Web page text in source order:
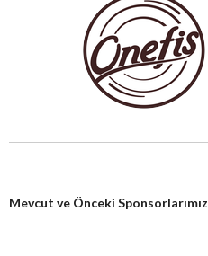
Mevcut ve Önceki Sponsorlarımız